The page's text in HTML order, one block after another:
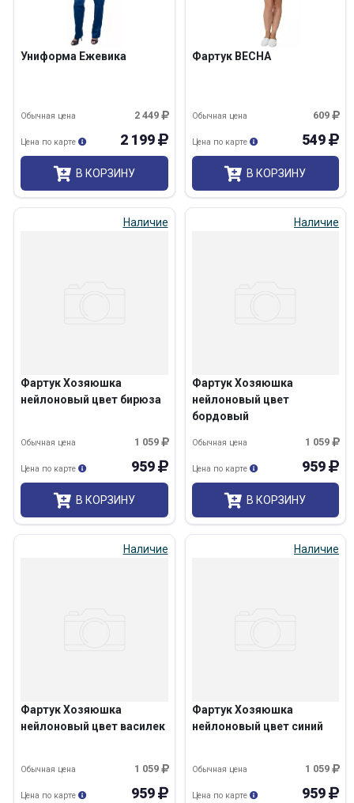
Униформа Ежевика
2 449
Обычная цена
2 199
Цена по карте
В КОРЗИНУ
Фартук ВЕСНА
609
Обычная цена
549
Цена по карте
В КОРЗИНУ
Наличие
Фартук Хозяюшка
нейлоновый цвет бирюза
1 059
Обычная цена
959
Цена по карте
В КОРЗИНУ
Наличие
Фартук Хозяюшка
нейлоновый цвет
бордовый
1 059
Обычная цена
959
Цена по карте
В КОРЗИНУ
Наличие
Фартук Хозяюшка
нейлоновый цвет василек
1 059
Обычная цена
959
Цена по карте
Наличие
Фартук Хозяюшка
нейлоновый цвет синий
1 059
Обычная цена
959
Цена по карте